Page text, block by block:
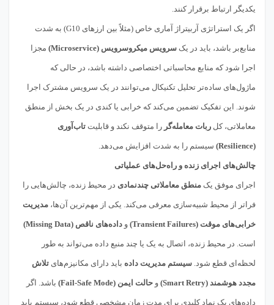
یکدیگر ارتباط برقرار کنند.
اگر یک استراتژی آربیتراژ آماری خاص (مثلاً بین ارزهای G10) به شدت
منابع‌بر باشد، باید در یک سرویس میکروسرویس (Microservice) مجزا
اجرا شود که منابع محاسباتی اختصاصی داشته باشد، در حالی که
ماژول‌های ساده‌تر تحلیل تکنیکال می‌توانند در یک سرویس مشترک اجرا
شوند. این تفکیک تضمین می‌کند که خرابی یا کندی در یک بخش از منطق
معاملاتی، کل ربات معامله‌گر را متوقف نکند و قابلیت تاب‌آوری
(Resilience) سیستم را به شدت افزایش می‌دهد.
چالش‌های اجرای زنده و راه‌حل‌های عملیاتی
اجرای موفق یک منطق معاملاتی چندنمادی در محیط زنده، چالش‌هایی را
فراتر از محیط شبیه‌سازی معرفی می‌کند. یکی از مهم‌ترین آن‌ها، مدیریت
خرابی‌های موقت (Transient Failures) و داده‌های ناقص (Missing Data)
است. در محیط زنده، اتصال به یک یا چند منبع داده می‌تواند به طور
لحظه‌ای قطع شود. سیستم مدیریت داده باید دارای مکانیزم‌های تلاش
مجدد هوشمند (Smart Retry) و حالت ایمن (Fail-Safe Mode) باشد. اگر
داده‌های یک نماد کلیدی برای مدت زمان مشخصی قطع شود، سیستم باید